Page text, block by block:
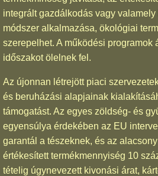
integrált gazdálkodás vagy
módszer alkalmazása, ökológiai
szerepelhet. A működési programok
időszakot ölelnek fel.
Az újonnan létrejött piaci
és beruházási alapjainak
támogatást. Az egyes zöldség- és
egyensúlya érdekében az EU
garantál a tészeknek, és az
értékesített termékmennyiség 10
tételig úgynevezett kivonási árat,